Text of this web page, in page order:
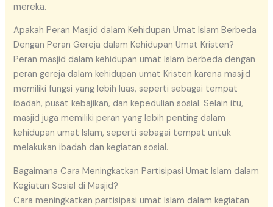
mereka.
Apakah Peran Masjid dalam Kehidupan Umat Islam Berbeda
Dengan Peran Gereja dalam Kehidupan Umat Kristen?
Peran masjid dalam kehidupan umat Islam berbeda dengan
peran gereja dalam kehidupan umat Kristen karena masjid
memiliki fungsi yang lebih luas, seperti sebagai tempat
ibadah, pusat kebajikan, dan kepedulian sosial. Selain itu,
masjid juga memiliki peran yang lebih penting dalam
kehidupan umat Islam, seperti sebagai tempat untuk
melakukan ibadah dan kegiatan sosial.
Bagaimana Cara Meningkatkan Partisipasi Umat Islam dalam
Kegiatan Sosial di Masjid?
Cara meningkatkan partisipasi umat Islam dalam kegiatan